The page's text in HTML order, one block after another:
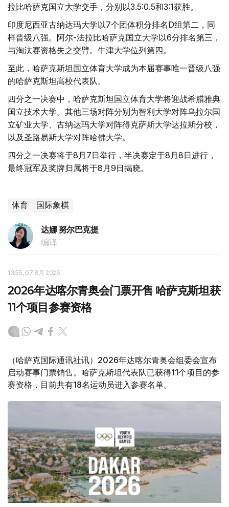
拉比哈萨克国立大学交手，分别以3.5:0.5和3:1获胜。
印度尼西亚古纳达玛大学以7个团体积分排名D组第二，同
样晋级八强。阿尔-法拉比哈萨克国立大学以6分排名第三，
与淘汰赛资格失之交臂。牛津大学位列第四。
至此，哈萨克斯坦国立体育大学成为本届赛事唯一晋级八强
的哈萨克斯坦高校代表队。
四分之一决赛中，哈萨克斯坦国立体育大学将迎战希腊雅典
国立技术大学。其他三场对阵分别为智利大学对阵乌拉尔国
立矿业大学、古纳达玛大学对阵得克萨斯大学达拉斯分校，
以及圣路易斯大学对阵哈佛大学。
四分之一决赛将于8月7日举行，半决赛定于8月8日进行，
最终冠军及奖牌归属将于8月9日揭晓。
体育 国际象棋
达娜 努尔巴克提
编译
13:55, 07 8月 2026
2026年达喀尔青奥会门票开售 哈萨克斯坦获
11个项目参赛资格
（哈萨克国际通讯社讯）2026年达喀尔青奥会组委会宣布
启动赛事门票销售。哈萨克斯坦代表队已获得11个项目的参
赛资格，目前共有18名运动员进入参赛名单。